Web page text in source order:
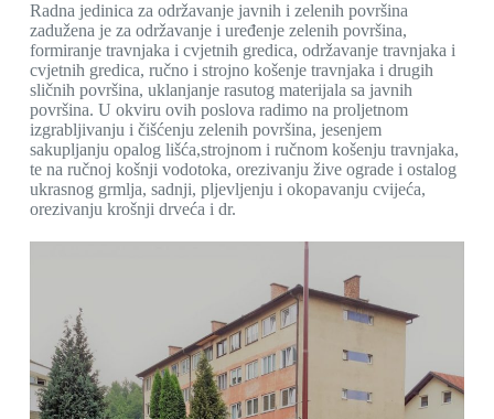
Radna jedinica za održavanje javnih i zelenih površina
zadužena je za održavanje i uređenje zelenih površina,
formiranje travnjaka i cvjetnih gredica, održavanje travnjaka i
cvjetnih gredica, ručno i strojno košenje travnjaka i drugih
sličnih površina, uklanjanje rasutog materijala sa javnih
površina. U okviru ovih poslova radimo na proljetnom
izgrabljivanju i čišćenju zelenih površina, jesenjem
sakupljanju opalog lišća,strojnom i ručnom košenju travnjaka,
te na ručnoj košnji vodotoka, orezivanju žive ograde i ostalog
ukrasnog grmlja, sadnji, pljevljenju i okopavanju cvijeća,
orezivanju krošnji drveća i dr.